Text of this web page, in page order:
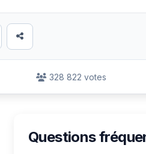
328 822 votes
Questions